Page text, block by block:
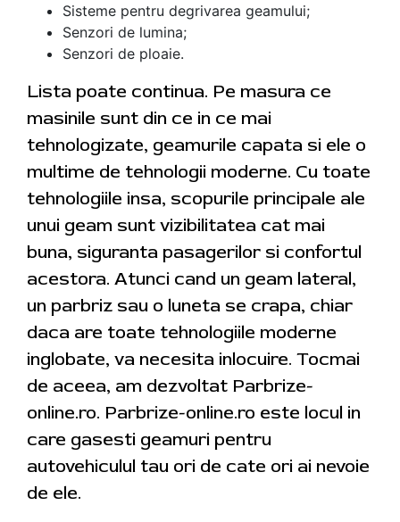
Sisteme pentru degrivarea geamului;
Senzori de lumina;
Senzori de ploaie.
Lista poate continua. Pe masura ce
masinile sunt din ce in ce mai
tehnologizate, geamurile capata si ele o
multime de tehnologii moderne. Cu toate
tehnologiile insa, scopurile principale ale
unui geam sunt vizibilitatea cat mai
buna, siguranta pasagerilor si confortul
acestora. Atunci cand un geam lateral,
un parbriz sau o luneta se crapa, chiar
daca are toate tehnologiile moderne
inglobate, va necesita inlocuire. Tocmai
de aceea, am dezvoltat Parbrize-
online.ro. Parbrize-online.ro este locul in
care gasesti geamuri pentru
autovehiculul tau ori de cate ori ai nevoie
de ele.